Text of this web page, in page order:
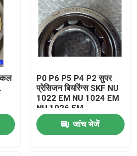
P0 P6 P5 P4 P2 सुपर
प्रेसिजन बियरिंग्स SKF NU
1022 EM NU 1024 EM
NU 1026 EM
जांच भेजें